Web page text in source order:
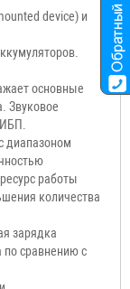
device) и
основные
Звуковое
диапазоном
работы
количества
зарядка
по сравнению с